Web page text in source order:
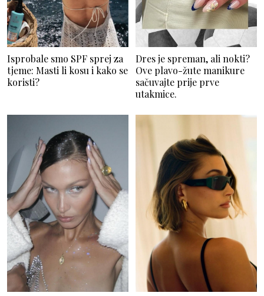
Isprobale smo SPF sprej za
tjeme: Masti li kosu i kako se
koristi?
Dres je spreman, ali nokti?
Ove plavo-žute manikure
sačuvajte prije prve
utakmice.